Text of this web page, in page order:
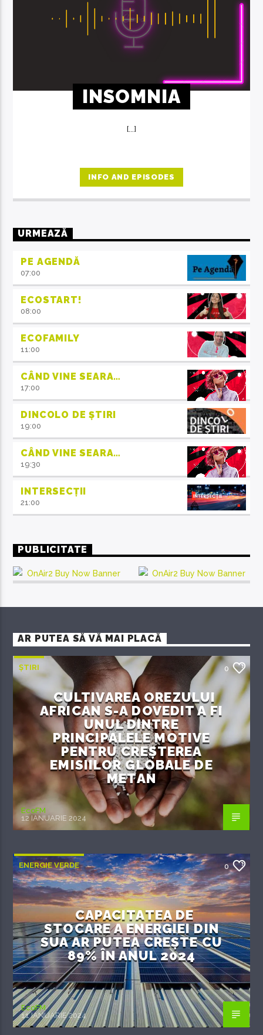
INSOMNIA
[...]
INFO AND EPISODES
URMEAZĂ
PE AGENDĂ
07:00
ECOSTART!
08:00
ECOFAMILY
11:00
CÂND VINE SEARA…
17:00
DINCOLO DE ȘTIRI
19:00
CÂND VINE SEARA…
19:30
INTERSECȚII
21:00
PUBLICITATE
AR PUTEA SĂ VĂ MAI PLACĂ
ȘTIRI 0
CULTIVAREA OREZULUI
AFRICAN S-A DOVEDIT A FI
UNUL DINTRE
PRINCIPALELE MOTIVE
PENTRU CREȘTEREA
EMISIILOR GLOBALE DE
METAN
EcoFM
12 IANUARIE 2024
ENERGIE VERDE 0
CAPACITATEA DE
STOCARE A ENERGIEI DIN
SUA AR PUTEA CREȘTE CU
89% ÎN ANUL 2024
EcoFM
11 IANUARIE 2024